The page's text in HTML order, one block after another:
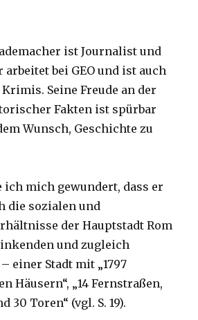
ist Journalist und
bei GEO und ist auch
Seine Freude an der
Fakten ist spürbar
Wunsch, Geschichte zu
ich mich gewundert, dass er
die sozialen und
der Hauptstadt Rom
und zugleich
einer Stadt mit „1797
Häusern“, „14 Fernstraßen,
30 Toren“ (vgl. S. 19).